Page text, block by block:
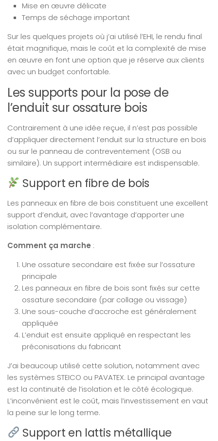
Mise en œuvre délicate
Temps de séchage important
Sur les quelques projets où j’ai utilisé l’EHI, le rendu final
était magnifique, mais le coût et la complexité de mise
en œuvre en font une option que je réserve aux clients
avec un budget confortable.
Les supports pour la pose de
l’enduit sur ossature bois
Contrairement à une idée reçue, il n’est pas possible
d’appliquer directement l’enduit sur la structure en bois
ou sur le panneau de contreventement (OSB ou
similaire). Un support intermédiaire est indispensable.
Support en fibre de bois
Les panneaux en fibre de bois constituent une excellent
support d’enduit, avec l’avantage d’apporter une
isolation complémentaire.
Comment ça marche :
Une ossature secondaire est fixée sur l’ossature
principale
Les panneaux en fibre de bois sont fixés sur cette
ossature secondaire (par collage ou vissage)
Une sous-couche d’accroche est généralement
appliquée
L’enduit est ensuite appliqué en respectant les
préconisations du fabricant
J’ai beaucoup utilisé cette solution, notamment avec
les systèmes STEICO ou PAVATEX. Le principal avantage
est la continuité de l’isolation et le côté écologique.
L’inconvénient est le coût, mais l’investissement en vaut
la peine sur le long terme.
Support en lattis métallique